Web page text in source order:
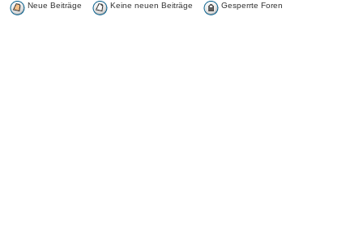
Neue Beiträge
Keine neuen Beiträge Gesperrte Foren